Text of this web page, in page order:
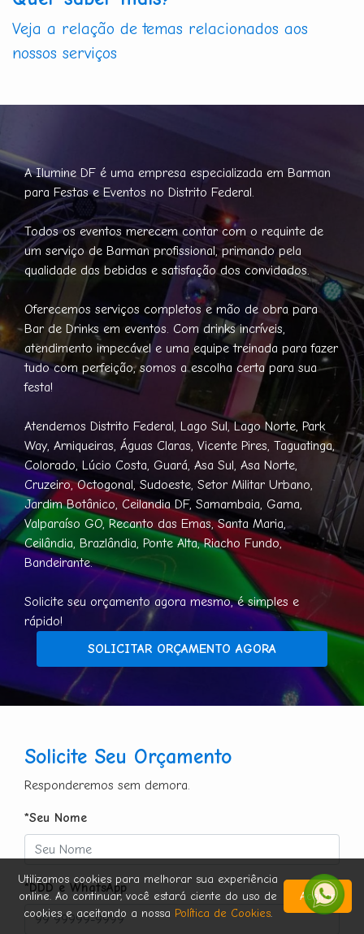
Veja a relação de temas relacionados aos
nossos serviços
A Ilumine DF é uma empresa especializada em Barman
para Festas e Eventos no Distrito Federal.
Todos os eventos merecem contar com o requinte de
um serviço de Barman profissional, primando pela
qualidade das bebidas e satisfação dos convidados.
Oferecemos serviços completos e mão de obra para
Bar de Drinks em eventos. Com drinks incríveis,
atendimento impecável e uma equipe treinada para fazer
tudo com perfeição, somos a escolha certa para sua
festa!
Atendemos Distrito Federal, Lago Sul, Lago Norte, Park
Way, Arniqueiras, Águas Claras, Vicente Pires, Taguatinga,
Colorado, Lúcio Costa, Guará, Asa Sul, Asa Norte,
Cruzeiro, Octogonal, Sudoeste, Setor Militar Urbano,
Jardim Botânico, Ceilandia DF, Samambaia, Gama,
Valparaíso GO, Recanto das Emas, Santa Maria,
Ceilândia, Brazlândia, Ponte Alta, Riacho Fundo,
Bandeirante.
Solicite seu orçamento agora mesmo, é simples e
rápido!
SOLICITAR ORÇAMENTO AGORA
Solicite Seu Orçamento
Responderemos sem demora.
*Seu Nome
*DDD e WhatsApp
Utilizamos cookies para melhorar sua experiência
online. Ao continuar, você estará ciente do uso de
cookies e aceitando a nossa Política de Cookies.
Aceitar